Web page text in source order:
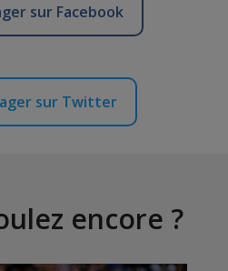
sur Facebook
sur Twitter
encore ?